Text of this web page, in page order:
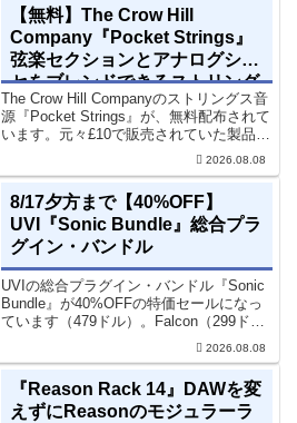
ます。現在、全...
【無料】The Crow Hill
Company『Pocket Strings』
弦楽セクションとアナログシン
セをブレンドできるストリング
ス音源プラグイン
The Crow Hill Companyのストリングス音
源『Pocket Strings』が、無料配布されて
います。元々£10で販売されていた製品で
す。『Pocket Strings』についてPocket
2026.08.08
8/17夕方まで【40%OFF】
UVI『Sonic Bundle』総合プラ
グイン・バンドル
UVIの総合プラグイン・バンドル『Sonic
Bundle』が40%OFFの特価セールになっ
ています（479ドル）。Falcon（299ド
ル）も入っています。UVI Sonic Bundle
Sale - 40% OFF＊セール終了予定日：...
2026.08.08
『Reason Rack 14』DAWを変
えずにReasonのモジュラーラ